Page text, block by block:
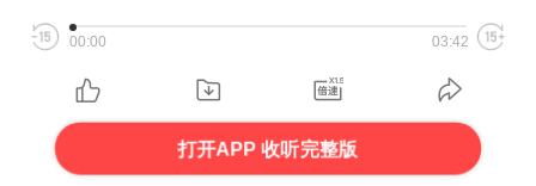
00:00 03:42
打开APP 收听完整版